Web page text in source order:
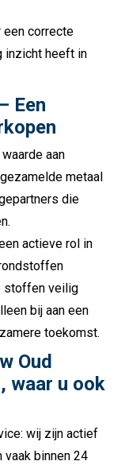
een correcte
inzicht heeft in
Een
aan
metaal
die
actieve rol in
stoffen veilig
bij aan een
toekomst.
Oud
waar u ook
wij zijn actief
vaak binnen 24